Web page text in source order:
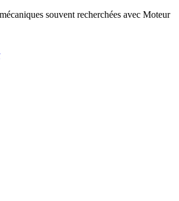
souvent recherchées avec Moteur